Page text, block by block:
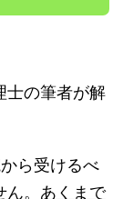
士の筆者が解
ら受けるべ
。 あくまで